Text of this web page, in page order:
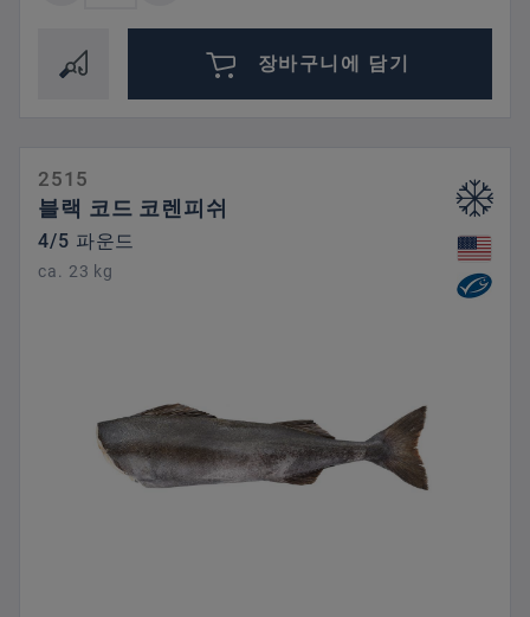
장바구니에 담기
2515
블랙 코드 코렌피쉬
4/5 파운드
ca. 23 kg